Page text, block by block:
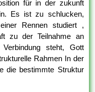
für in der zukunft
Es ist zu schlucken,
Rennen studiert ,
zu der Teilnahme an
steht, Gott
Rahmen In der
die bestimmte Struktur